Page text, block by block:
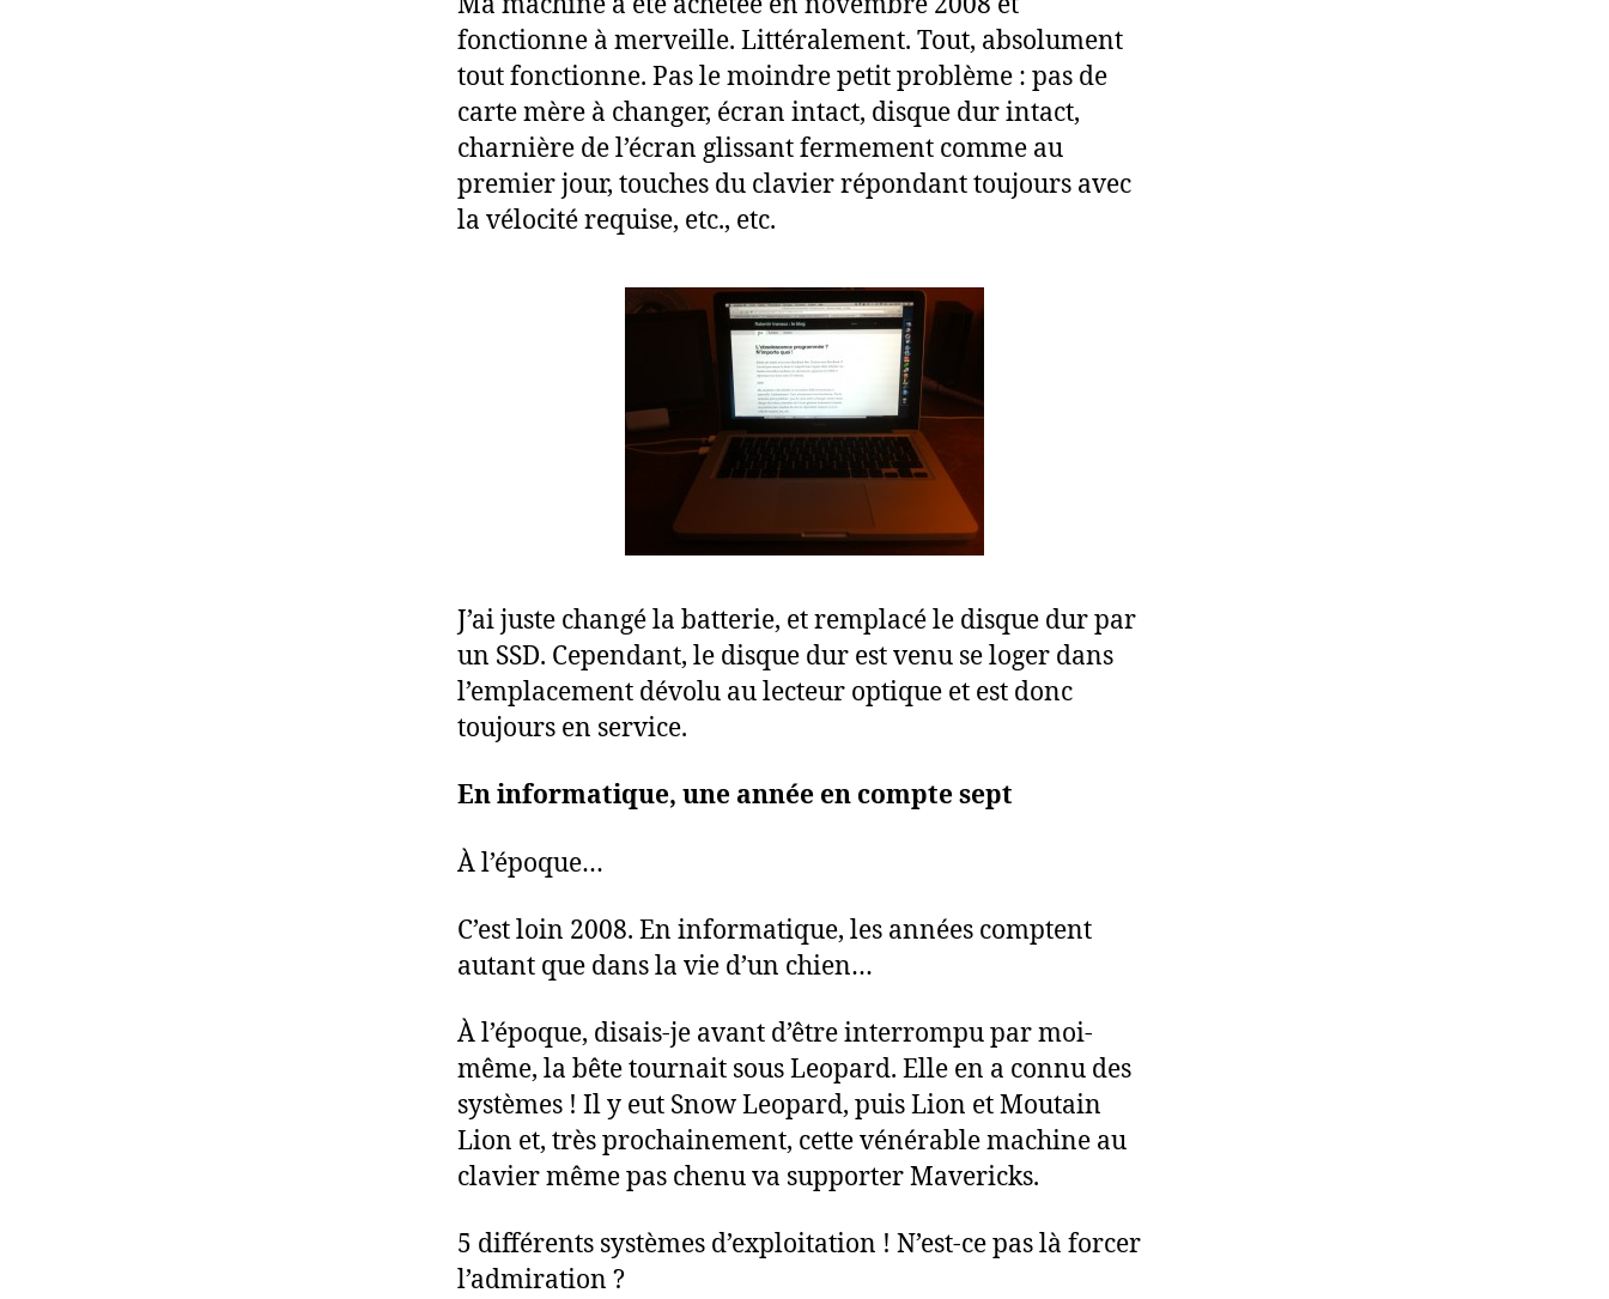
fonctionne à merveille. Littéralement. Tout, absolument
tout fonctionne. Pas le moindre petit problème : pas de
carte mère à changer, écran intact, disque dur intact,
charnière de l’écran glissant fermement comme au
premier jour, touches du clavier répondant toujours avec
la vélocité requise, etc., etc.
J’ai juste changé la batterie, et remplacé le disque dur par
un SSD. Cependant, le disque dur est venu se loger dans
l’emplacement dévolu au lecteur optique et est donc
toujours en service.
En informatique, une année en compte sept
À l’époque…
C’est loin 2008. En informatique, les années comptent
autant que dans la vie d’un chien…
À l’époque, disais-je avant d’être interrompu par moi-
même, la bête tournait sous Leopard. Elle en a connu des
systèmes ! Il y eut Snow Leopard, puis Lion et Moutain
Lion et, très prochainement, cette vénérable machine au
clavier même pas chenu va supporter Mavericks.
5 différents systèmes d’exploitation ! N’est-ce pas là forcer
l’admiration ?